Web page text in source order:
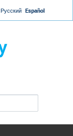
Русский Español